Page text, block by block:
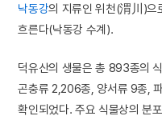
낙동강의 지류인 위천(渭川)으
흐른다(낙동강 수계).
덕유산의 생물은 총 893종의
곤충류 2,206종, 양서류 9종,
확인되었다. 주요 식물상의 분